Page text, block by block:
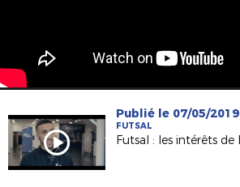
Publié le 07/05/2019
FUTSAL